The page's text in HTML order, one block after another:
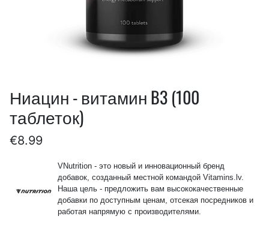
Ниацин - витамин B3 (100
таблеток)
€8.99
VNutrition - это новый и инновационный бренд
добавок, созданный местной командой Vitamins.lv.
Наша цель - предложить вам высококачественные
добавки по доступным ценам, отсекая посредников и
работая напрямую с производителями.